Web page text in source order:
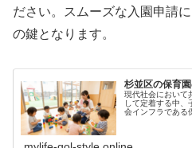
ださい。スムーズな入園申請
の鍵となります。
杉並区の保育
現代社会において
して定着する中
会インフラである